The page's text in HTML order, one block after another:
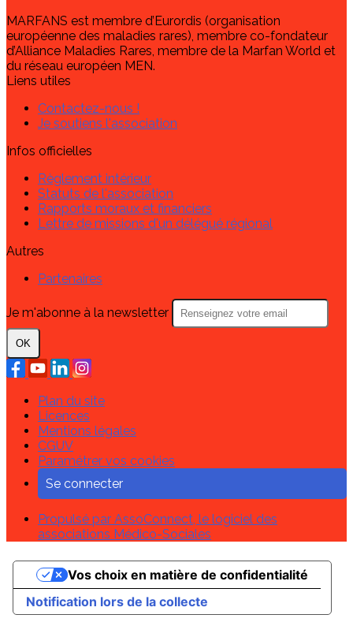
MARFANS est membre d’Eurordis (organisation
européenne des maladies rares), membre co-fondateur
d’Alliance Maladies Rares, membre de la Marfan World et
du réseau européen MEN.
Liens utiles
Contactez-nous !
Je soutiens l'association
Infos officielles
Règlement intérieur
Statuts de l'association
Rapports moraux et financiers
Lettre de missions d'un délégué régional
Autres
Partenaires
Je m'abonne à la newsletter
OK
Plan du site
Licences
Mentions légales
CGUV
Paramétrer vos cookies
Se connecter
Propulsé par AssoConnect, le logiciel des
associations Médico-Sociales
Notification lors de la collecte
Vos choix en matière de confidentialité